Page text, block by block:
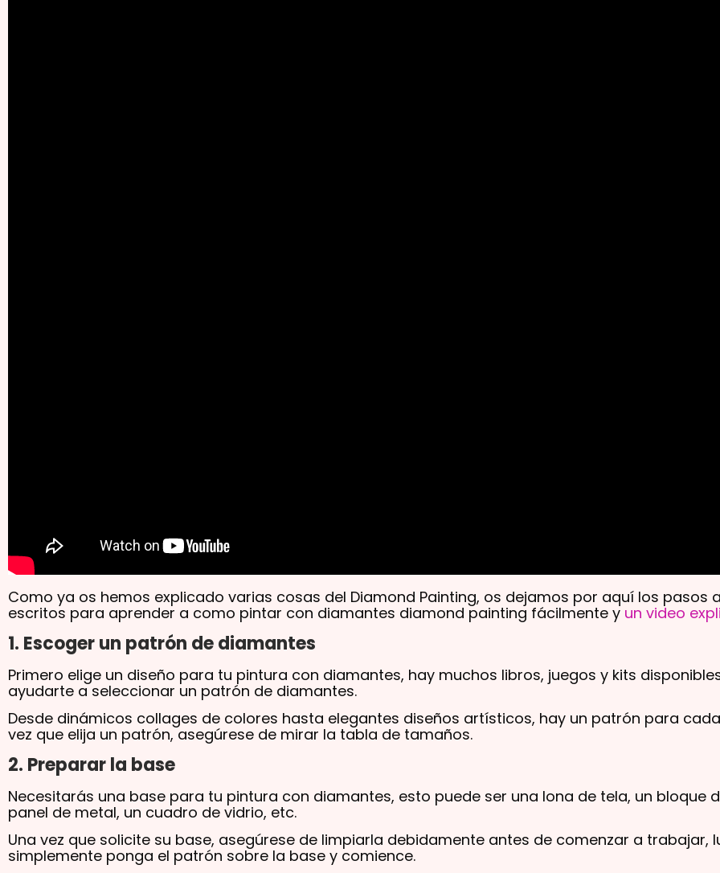
Como ya os hemos explicado varias cosas del Diamond Painting, os dejamos por aquí los pasos
escritos para aprender a como pintar con diamantes diamond painting fácilmente y un video
1. Escoger un patrón de diamantes
Primero elige un diseño para tu pintura con diamantes, hay muchos libros, juegos y kits
ayudarte a seleccionar un patrón de diamantes.
Desde dinámicos collages de colores hasta elegantes diseños artísticos, hay un patrón para
vez que elija un patrón, asegúrese de mirar la tabla de tamaños.
2. Preparar la base
Necesitarás una base para tu pintura con diamantes, esto puede ser una lona de tela, un bloque
panel de metal, un cuadro de vidrio, etc.
Una vez que solicite su base, asegúrese de limpiarla debidamente antes de comenzar a trabajar,
simplemente ponga el patrón sobre la base y comience.